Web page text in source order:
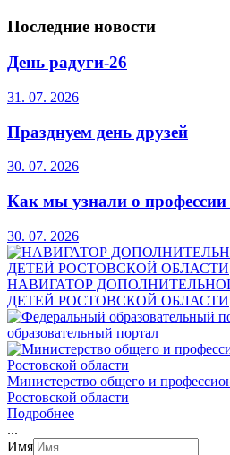
Последние новости
День радуги-26
31. 07. 2026
Празднуем день друзей
30. 07. 2026
Как мы узнали о
30. 07. 2026
НАВИГАТОР
ДЕТЕЙ РОСТОВСКОЙ ОБЛАСТИ
образовательный портал
Министерство общего и
Ростовской области
Подробнее
...
Имя